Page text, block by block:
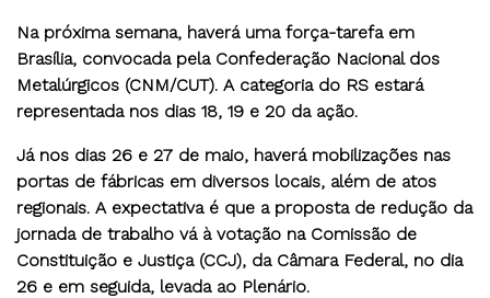
Na próxima semana, haverá uma força-tarefa em
Brasília, convocada pela Confederação Nacional dos
Metalúrgicos (CNM/CUT). A categoria do RS estará
representada nos dias 18, 19 e 20 da ação.
Já nos dias 26 e 27 de maio, haverá mobilizações nas
portas de fábricas em diversos locais, além de atos
regionais. A expectativa é que a proposta de redução da
jornada de trabalho vá à votação na Comissão de
Constituição e Justiça (CCJ), da Câmara Federal, no dia
26 e em seguida, levada ao Plenário.